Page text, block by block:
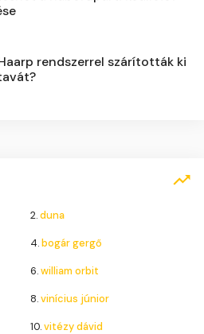
Haarp rendszerrel szárították ki
2.duna
4.bogár gergő
6.william orbit
8.vinícius júnior
10.vitézy dávid